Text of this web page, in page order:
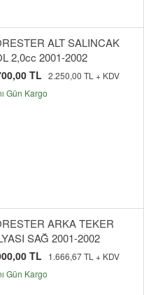
ALT SALINCAK
2,0cc 2001-2002
TL 2.250,00 TL + KDV
Gün Kargo
ARKA TEKER
SAĞ 2001-2002
TL
1.666,67 TL + KDV
Gün Kargo